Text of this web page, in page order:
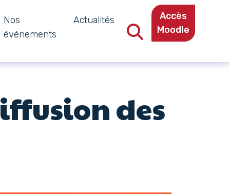
Nos
événements
Actualités
Accès
Moodle
des